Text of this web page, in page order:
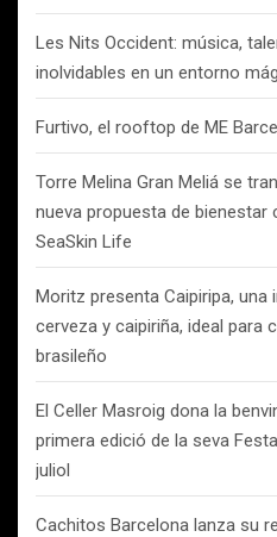
Les Nits Occident: música,
inolvidables en un entorno
Furtivo, el rooftop de ME
Torre Melina Gran Meliá se
nueva propuesta de
SeaSkin Life
Moritz presenta Caipiripa, una
cerveza y caipiriña, ideal para
brasileño
El Celler Masroig dona la
primera edició de la seva
juliol
Cachitos Barcelona lanza su